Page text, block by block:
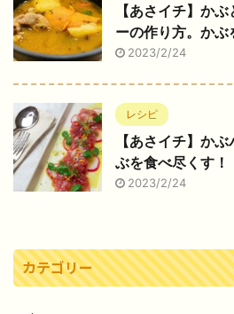
【あさイチ】か
ーの作り方。かぶ
2023/2/24
レシピ
【あさイチ】か
ぶを食べ尽くす！
2023/2/24
カテゴリー